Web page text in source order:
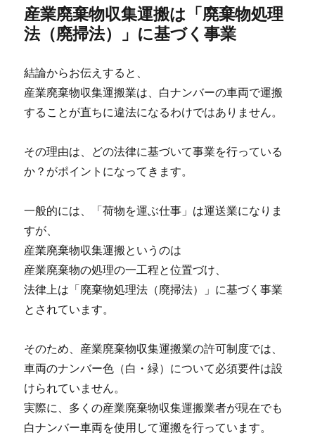
産業廃棄物収集運搬は「廃棄物処理
法（廃掃法）」に基づく事業
結論からお伝えすると、
産業廃棄物収集運搬業は、白ナンバーの車両で運搬
することが直ちに違法になるわけではありません。
その理由は、どの法律に基づいて事業を行っている
か？がポイントになってきます。
一般的には、「荷物を運ぶ仕事」は運送業になりま
すが、
産業廃棄物収集運搬というのは
産業廃棄物の処理の一工程と位置づけ、
法律上は「廃棄物処理法（廃掃法）」に基づく事業
とされています。
そのため、産業廃棄物収集運搬業の許可制度では、
車両のナンバー色（白・緑）について必須要件は設
けられていません。
実際に、多くの産業廃棄物収集運搬業者が現在でも
白ナンバー車両を使用して運搬を行っています。